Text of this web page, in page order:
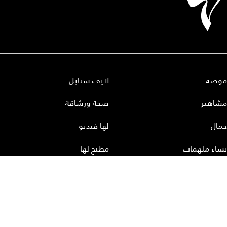
موضة
مشاهير
جمال
نساء ملهمات
لايف ستايل
صحة ورشاقة
لها فيديو
مطبخ لها